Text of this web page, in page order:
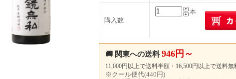
購入数
本
🚚 関東への送料 946円～
11,000円以上で送料半額・16,500円以上で送料無
※クール便代(440円)